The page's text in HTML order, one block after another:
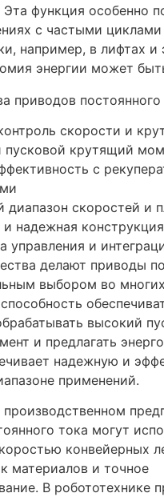
Эта функция особенно
с частыми циклами
например, в лифтах и
энергии может
приводов постоянного
скорости и
пусковой крутящий
с
скоростей и
надежная конструкция
управления и
делают приводы
выбором во
высокий
и предлагать
надежную и
применений.
тока могут
конвейерных
материалов и точное
В робототехнике